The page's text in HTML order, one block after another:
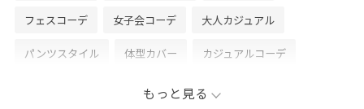
フェスコーデ 女子会コーデ 大人カジュアル
パンツスタイル 体型カバー カジュアルコーデ
ブルべ夏 乾燥
もっと見る